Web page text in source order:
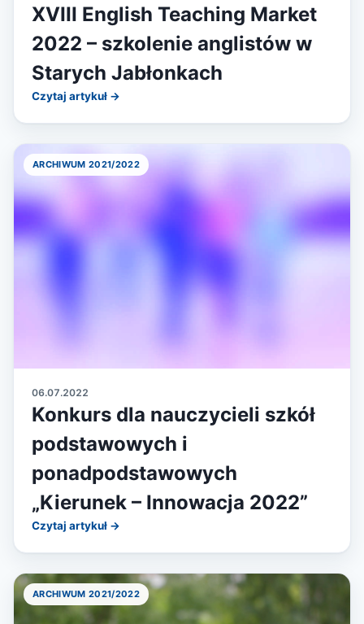
XVIII English Teaching Market
2022 – szkolenie anglistów w
Starych Jabłonkach
Czytaj artykuł →
ARCHIWUM 2021/2022
06.07.2022
Konkurs dla nauczycieli szkół
podstawowych i
ponadpodstawowych
„Kierunek – Innowacja 2022”
Czytaj artykuł →
ARCHIWUM 2021/2022